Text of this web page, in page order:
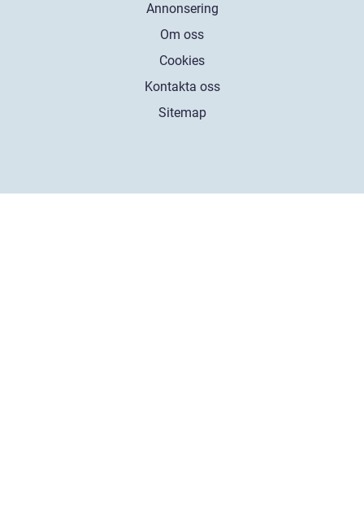
Annonsering
Om oss
Cookies
Kontakta oss
Sitemap